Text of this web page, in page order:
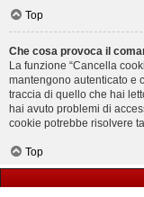
Top
Che cosa provoca il
La funzione “Cancella
mantengono autenticato e
traccia di quello che hai
hai avuto problemi di
cookie potrebbe risolvere
Top